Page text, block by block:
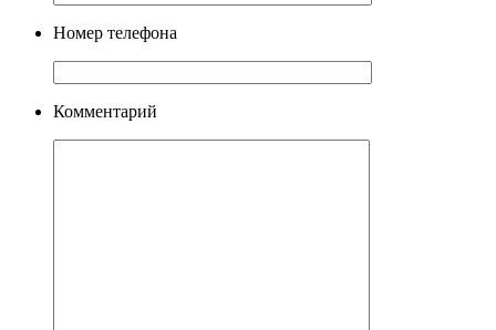
Номер телефона
Комментарий